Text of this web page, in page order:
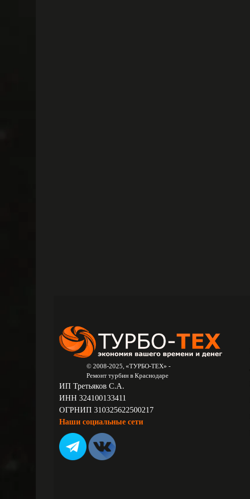
© 2008-2025, «ТУРБО-ТЕХ» -
Ремонт турбин в Краснодаре
ИП Третьяков С.А.
ИНН 324100133411
ОГРНИП 310325622500217
Наши социальные сети